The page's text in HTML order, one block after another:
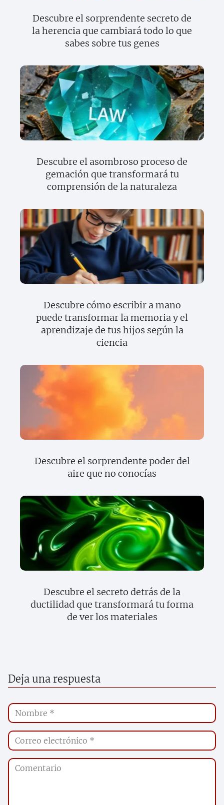
Descubre el sorprendente secreto de
la herencia que cambiará todo lo que
sabes sobre tus genes
Descubre el asombroso proceso de
gemación que transformará tu
comprensión de la naturaleza
Descubre cómo escribir a mano
puede transformar la memoria y el
aprendizaje de tus hijos según la
ciencia
Descubre el sorprendente poder del
aire que no conocías
Descubre el secreto detrás de la
ductilidad que transformará tu forma
de ver los materiales
Deja una respuesta